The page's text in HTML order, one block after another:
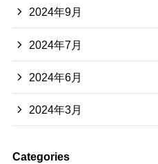
2024年9月
2024年7月
2024年6月
2024年3月
Categories